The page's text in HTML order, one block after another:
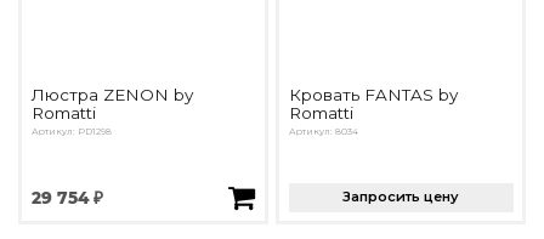
Люстра ZENON by
Romatti
Артикул: PD1298
29 754 ₽
Кровать FANTAS by
Romatti
Артикул: 8034
Запросить цену